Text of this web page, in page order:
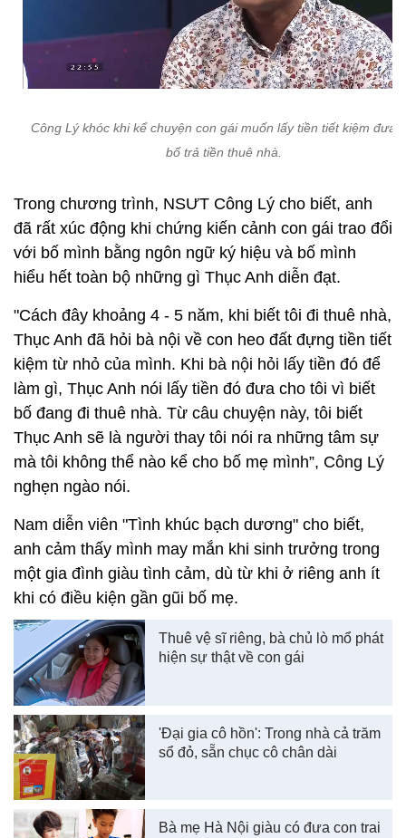
Công Lý khóc khi kể chuyện con gái muốn lấy tiền tiết kiệm đưa
bố trả tiền thuê nhà.
Trong chương trình, NSƯT Công Lý cho biết, anh
đã rất xúc động khi chứng kiến cảnh con gái trao đổi
với bố mình bằng ngôn ngữ ký hiệu và bố mình
hiểu hết toàn bộ những gì Thục Anh diễn đạt.
"Cách đây khoảng 4 - 5 năm, khi biết tôi đi thuê nhà,
Thục Anh đã hỏi bà nội về con heo đất đựng tiền tiết
kiệm từ nhỏ của mình. Khi bà nội hỏi lấy tiền đó để
làm gì, Thục Anh nói lấy tiền đó đưa cho tôi vì biết
bố đang đi thuê nhà. Từ câu chuyện này, tôi biết
Thục Anh sẽ là người thay tôi nói ra những tâm sự
mà tôi không thể nào kể cho bố mẹ mình”, Công Lý
nghẹn ngào nói.
Nam diễn viên "Tình khúc bạch dương" cho biết,
anh cảm thấy mình may mắn khi sinh trưởng trong
một gia đình giàu tình cảm, dù từ khi ở riêng anh ít
khi có điều kiện gần gũi bố mẹ.
Thuê vệ sĩ riêng, bà chủ lò mổ phát
hiện sự thật về con gái
'Đại gia cô hồn': Trong nhà cả trăm
sổ đỏ, sẵn chục cô chân dài
Bà mẹ Hà Nội giàu có đưa con trai